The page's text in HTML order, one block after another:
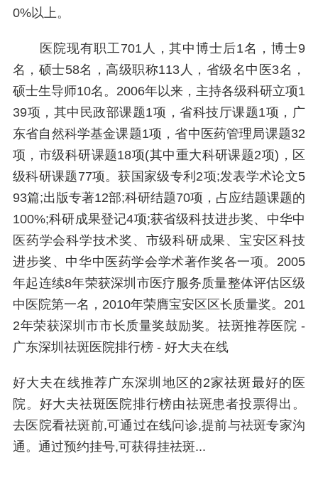
0%以上。
医院现有职工701人，其中博士后1名，博士9
名，硕士58名，高级职称113人，省级名中医3名，
硕士生导师10名。2006年以来，主持各级科研立项1
39项，其中民政部课题1项，省科技厅课题1项，广
东省自然科学基金课题1项，省中医药管理局课题32
项，市级科研课题18项(其中重大科研课题2项)，区
级科研课题77项。获国家级专利2项;发表学术论文5
93篇;出版专著12部;科研结题70项，占应结题课题的
100%;科研成果登记4项;获省级科技进步奖、中华中
医药学会科学技术奖、市级科研成果、宝安区科技
进步奖、中华中医药学会学术著作奖各一项。2005
年起连续8年荣获深圳市医疗服务质量整体评估区级
中医院第一名，2010年荣膺宝安区区长质量奖。201
2年荣获深圳市市长质量奖鼓励奖。祛斑推荐医院 -
广东深圳祛斑医院排行榜 - 好大夫在线
好大夫在线推荐广东深圳地区的2家祛斑最好的医
院。好大夫祛斑医院排行榜由祛斑患者投票得出。
去医院看祛斑前,可通过在线问诊,提前与祛斑专家沟
通。通过预约挂号,可获得挂祛斑...